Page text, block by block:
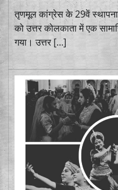
तृणमूल कांग्रेस के 29वें
को उत्तर कोलकाता में एक
गया। उत्तर […]